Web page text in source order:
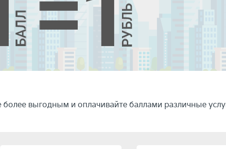
выгодным и оплачивайте баллами различные